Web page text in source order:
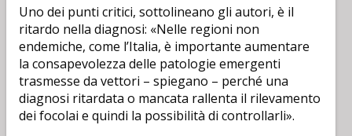
Uno dei punti critici, sottolineano gli autori, è il
ritardo nella diagnosi: «Nelle regioni non
endemiche, come l’Italia, è importante aumentare
la consapevolezza delle patologie emergenti
trasmesse da vettori – spiegano – perché una
diagnosi ritardata o mancata rallenta il rilevamento
dei focolai e quindi la possibilità di controllarli».